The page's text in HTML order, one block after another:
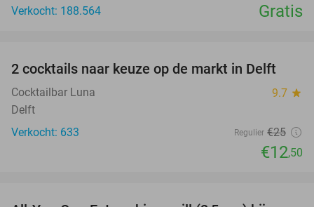
Verkocht: 188.564
Gratis
50%
2 cocktails naar keuze op de markt in Delft
Cocktailbar Luna 9.7 star
Delft
Verkocht: 633
Regulier €25
€12,50